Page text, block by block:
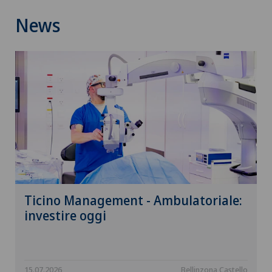
News
Ticino Management - Ambulatoriale:
investire oggi
15.07.2026 Bellinzona Castello